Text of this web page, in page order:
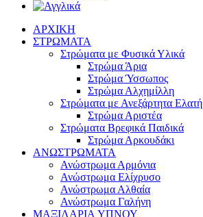
ΑΡΧΙΚΗ
ΣΤΡΩΜΑΤΑ
Στρώματα με Φυσικά Υλικά
Στρώμα Άρια
Στρώμα Ύσσωπος
Στρώμα Αλχημίλλη
Στρώματα με Ανεξάρτητα
Στρώμα Αριστέα
Στρώματα Βρεφικά Παιδικά
Στρώμα Αρκουδάκι
ΑΝΩΣΤΡΩΜΑΤΑ
Ανώστρωμα Αρμόνια
Ανώστρωμα Ελίχρυσο
Ανώστρωμα Αλθαία
Ανώστρωμα Γαλήνη
ΜΑΞΙΛΑΡΙΑ YΠΝΟΥ